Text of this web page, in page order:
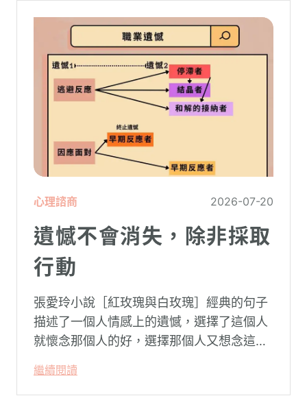
心理諮商 2026-07-20
遺憾不會消失，除非採取
行動
張愛玲小說［紅玫瑰與白玫瑰］經典的句子
描述了一個人情感上的遺憾，選擇了這個人
就懷念那個人的好，選擇那個人又想念這個
繼續閱讀